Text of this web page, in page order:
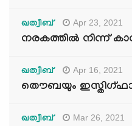
ഖത്വീബ് Apr 23, 2021
നരകത്തില്‍ നിന്ന്
ഖത്വീബ് Apr 16, 2021
തൌബയും
ഖത്വീബ് Mar 26, 2021